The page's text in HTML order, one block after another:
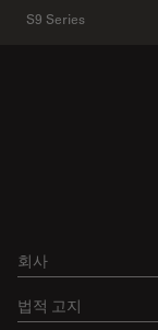
S9 Series
회사
법적 고지